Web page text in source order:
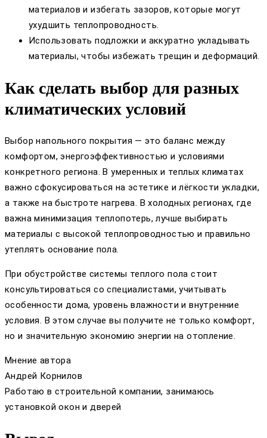
материалов и избегать зазоров, которые могут
ухудшить теплопроводность.
Использовать подложки и аккуратно укладывать
материалы, чтобы избежать трещин и деформаций.
Как сделать выбор для разных
климатических условий
Выбор напольного покрытия — это баланс между
комфортом, энергоэффективностью и условиями
конкретного региона. В умеренных и теплых климатах
важно сфокусироваться на эстетике и лёгкости укладки,
а также на быстроте нагрева. В холодных регионах, где
важна минимизация теплопотерь, лучше выбирать
материалы с высокой теплопроводностью и правильно
утеплять основание пола.
При обустройстве системы теплого пола стоит
консультироваться со специалистами, учитывать
особенности дома, уровень влажности и внутренние
условия. В этом случае вы получите не только комфорт,
но и значительную экономию энергии на отопление.
Мнение автора
Андрей Корнилов
Работаю в строительной компании, занимаюсь
установкой окон и дверей